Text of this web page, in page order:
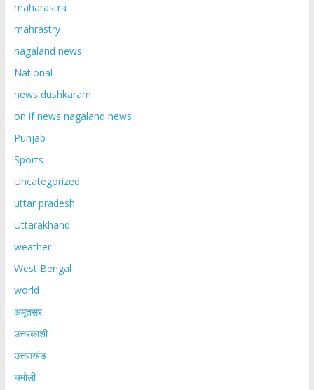
maharastra
mahrastry
nagaland news
National
news dushkaram
on if news nagaland news
Punjab
Sports
Uncategorized
uttar pradesh
Uttarakhand
weather
West Bengal
world
अमृतसर
उत्तरकाशी
उत्तराखंड
चमोली